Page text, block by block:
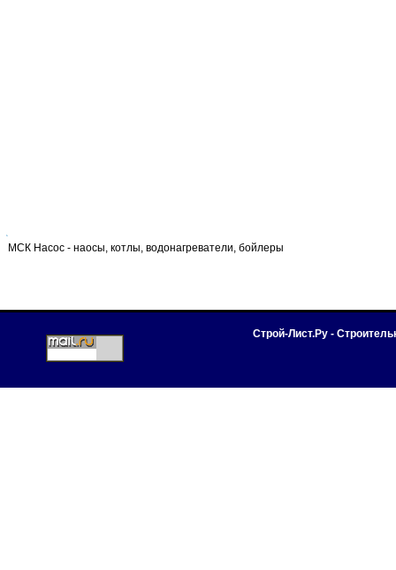
МСК Насос - наосы, котлы, водонагреватели, бойлеры
Строй-Лист.Ру -